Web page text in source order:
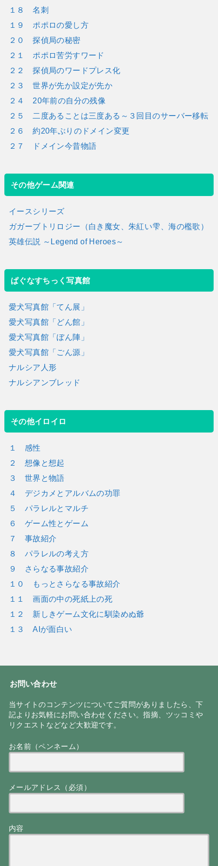
１８ 名刺
１９ ポポロの愛し方
２０ 探偵局の秘密
２１ ポポロ苦労すワード
２２ 探偵局のワードプレス化
２３ 世界が先か設定が先か
２４ 20年前の自分の残像
２５ 二度あることは三度ある～３回目のサーバー移転
２６ 約20年ぶりのドメイン変更
２７ ドメイン今昔物語
その他ゲーム関連
イースシリーズ
ガガーブトリロジー（白き魔女、朱紅い雫、海の檻歌）
英雄伝説 ～Legend of Heroes～
ぱぐなすちっく写真館
愛犬写真館「てん展」
愛犬写真館「どん館」
愛犬写真館「ぼん陣」
愛犬写真館「ごん源」
ナルシア人形
ナルシアンブレッド
その他イロイロ
１ 感性
２ 想像と想起
３ 世界と物語
４ デジカメとアルバムの功罪
５ パラレルとマルチ
６ ゲーム性とゲーム
７ 事故紹介
８ パラレルの考え方
９ さらなる事故紹介
１０ もっとさらなる事故紹介
１１ 画面の中の死紙上の死
１２ 新しきゲーム文化に馴染めぬ爺
１３ AIが面白い
お問い合わせ
当サイトのコンテンツについてご質問がありましたら、下
記よりお気軽にお問い合わせください。指摘、ツッコミや
リクエストなどなど大歓迎です。
お名前（ペンネーム）
メールアドレス（必須）
内容